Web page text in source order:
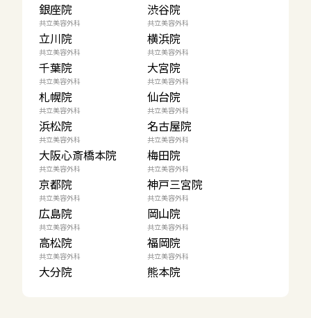
銀座院 渋谷院
共立美容外科
立川院
共立美容外科
横浜院
共立美容外科
千葉院
共立美容外科
大宮院
共立美容外科
札幌院
共立美容外科
仙台院
共立美容外科
浜松院
共立美容外科
名古屋院
共立美容外科
大阪心斎橋本院
共立美容外科
梅田院
共立美容外科
京都院
共立美容外科
神戸三宮院
共立美容外科
広島院
共立美容外科
岡山院
共立美容外科
高松院
共立美容外科
福岡院
共立美容外科
大分院
共立美容外科
熊本院